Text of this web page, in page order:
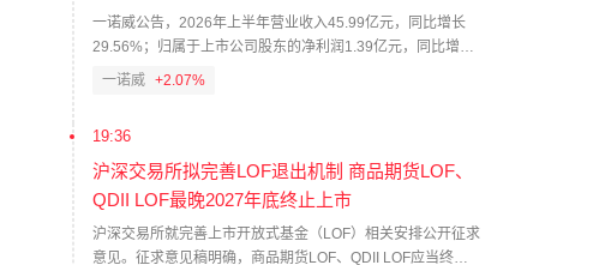
一诺威公告，2026年上半年营业收入45.99亿元，同比增长
29.56%；归属于上市公司股东的净利润1.39亿元，同比增长
23.72%；扣非净利润1.32亿元，同比增长26.82%。报告期
一诺威 +2.07%
19:36
沪深交易所拟完善LOF退出机制 商品期货LOF、
QDII LOF最晚2027年底终止上市
沪深交易所就完善上市开放式基金（LOF）相关安排公开征求
意见。征求意见稿明确，商品期货LOF、QDII LOF应当终止